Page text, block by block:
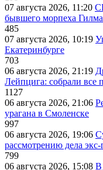
07 августа 2026, 11:20
бывшего морпеха
485
07 августа 2026, 10:19
Екатеринбурге
703
06 августа 2026, 21:19
Лейпцига: собрали все
1127
06 августа 2026, 21:06
урагана в Смоленске
997
06 августа 2026, 19:06
рассмотрению дела
799
06 августа 2026, 15:08 В